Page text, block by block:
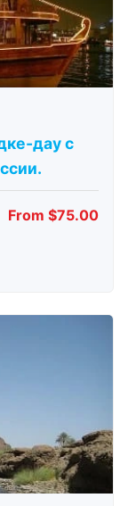
дау с
From $75.00